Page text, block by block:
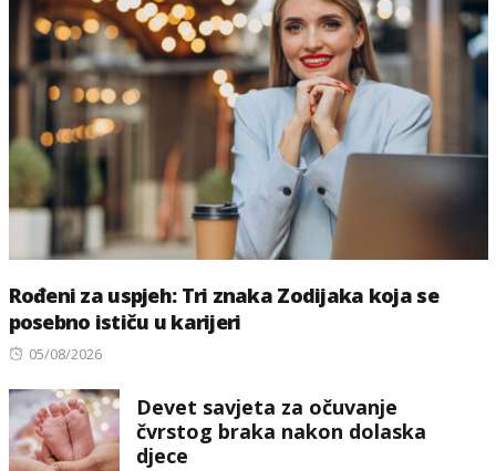
Rođeni za uspjeh: Tri znaka Zodijaka koja se
posebno ističu u karijeri
Posted
05/08/2026
Devet savjeta za očuvanje
čvrstog braka nakon dolaska
djece